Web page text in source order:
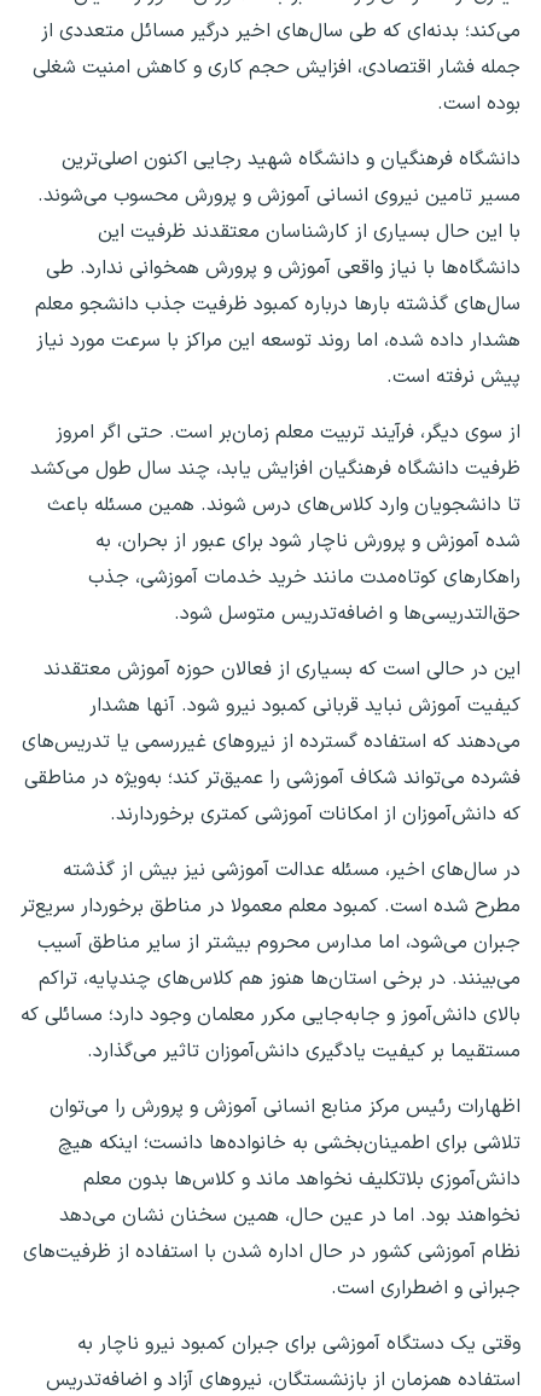
می‌کند؛ بدنه‌ای که طی سال‌های اخیر درگیر مسائل متعددی از
جمله فشار اقتصادی، افزایش حجم کاری و کاهش امنیت شغلی
بوده است.
دانشگاه فرهنگیان و دانشگاه شهید رجایی اکنون اصلی‌ترین
مسیر تامین نیروی انسانی آموزش و پرورش محسوب می‌شوند.
با این حال بسیاری از کارشناسان معتقدند ظرفیت این
دانشگاه‌ها با نیاز واقعی آموزش و پرورش همخوانی ندارد. طی
سال‌های گذشته بار‌ها درباره کمبود ظرفیت جذب دانشجو معلم
هشدار داده شده، اما روند توسعه این مراکز با سرعت مورد نیاز
پیش نرفته است.
از سوی دیگر، فرآیند تربیت معلم زمان‌بر است. حتی اگر امروز
ظرفیت دانشگاه فرهنگیان افزایش یابد، چند سال طول می‌کشد
تا دانشجویان وارد کلاس‌های درس شوند. همین مسئله باعث
شده آموزش و پرورش ناچار شود برای عبور از بحران، به
راهکار‌های کوتاه‌مدت مانند خرید خدمات آموزشی، جذب
حق‌التدریسی‌ها و اضافه‌تدریس متوسل شود.
این در حالی است که بسیاری از فعالان حوزه آموزش معتقدند
کیفیت آموزش نباید قربانی کمبود نیرو شود. آنها هشدار
می‌دهند که استفاده گسترده از نیرو‌های غیررسمی یا تدریس‌های
فشرده می‌تواند شکاف آموزشی را عمیق‌تر کند؛ به‌ویژه در مناطقی
که دانش‌آموزان از امکانات آموزشی کمتری برخوردارند.
در سال‌های اخیر، مسئله عدالت آموزشی نیز بیش از گذشته
مطرح شده است. کمبود معلم معمولا در مناطق برخوردار سریع‌تر
جبران می‌شود، اما مدارس محروم بیشتر از سایر مناطق آسیب
می‌بینند. در برخی استان‌ها هنوز هم کلاس‌های چندپایه، تراکم
بالای دانش‌آموز و جابه‌جایی مکرر معلمان وجود دارد؛ مسائلی که
مستقیما بر کیفیت یادگیری دانش‌آموزان تاثیر می‌گذارد.
اظهارات رئیس مرکز منابع انسانی آموزش و پرورش را می‌توان
تلاشی برای اطمینان‌بخشی به خانواده‌ها دانست؛ اینکه هیچ
دانش‌آموزی بلاتکلیف نخواهد ماند و کلاس‌ها بدون معلم
نخواهند بود. اما در عین حال، همین سخنان نشان می‌دهد
نظام آموزشی کشور در حال اداره شدن با استفاده از ظرفیت‌های
جبرانی و اضطراری است.
وقتی یک دستگاه آموزشی برای جبران کمبود نیرو ناچار به
استفاده همزمان از بازنشستگان، نیرو‌های آزاد و اضافه‌تدریس